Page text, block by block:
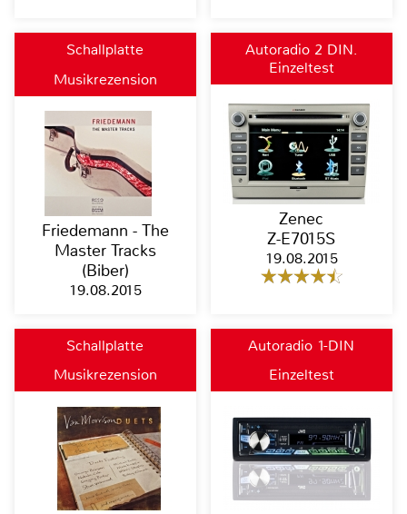
Schallplatte
Musikrezension
Friedemann - The
Master Tracks
(Biber)
19.08.2015
Autoradio 2 DIN,
Moniceiver, Naviceiver,
Bluetooth
Einzeltest
Zenec
Z-E7015S
19.08.2015
Schallplatte
Musikrezension
Autoradio 1-DIN
Einzeltest